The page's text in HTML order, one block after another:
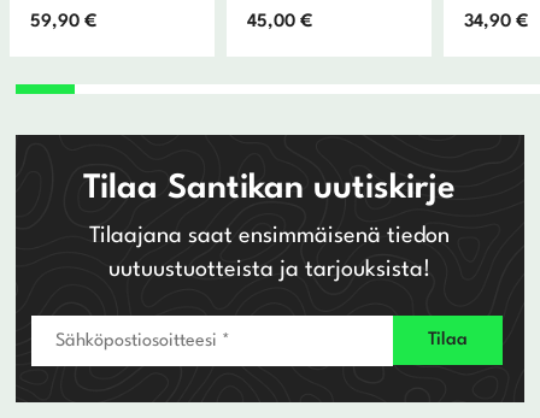
59,90€ 45,00€ 34,90€
Tilaa Santikan uutiskirje
Tilaajana saat ensimmäisenä tiedon
uutuustuotteista ja tarjouksista!